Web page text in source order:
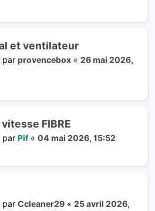
et ventilateur
par provencebox « 26 mai 2026,
FIBRE
par Pif« 04 mai 2026, 15:52
par Ccleaner29 « 25 avril 2026,